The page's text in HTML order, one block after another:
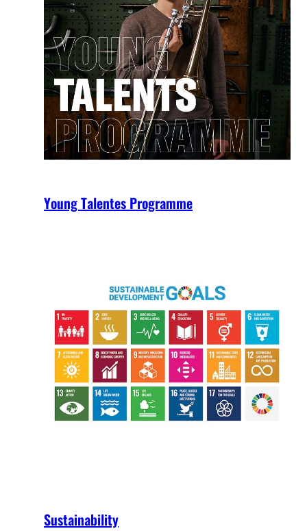
Young Talentes Programme
Sustainability